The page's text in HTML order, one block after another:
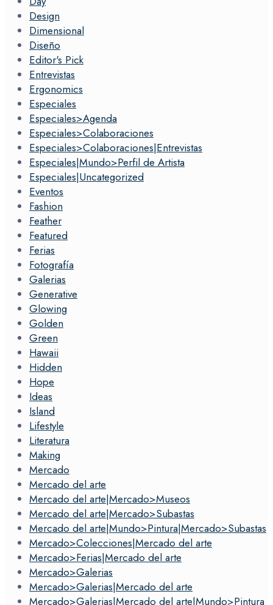
Design
Dimensional
Diseño
Editor's Pick
Entrevistas
Ergonomics
Especiales
Especiales>Agenda
Especiales>Colaboraciones
Especiales>Colaboraciones|Entrevistas
Especiales|Mundo>Perfil de Artista
Especiales|Uncategorized
Eventos
Fashion
Feather
Featured
Ferias
Fotografía
Galerias
Generative
Glowing
Golden
Green
Hawaii
Hidden
Hope
Ideas
Island
Lifestyle
Literatura
Making
Mercado
Mercado del arte
Mercado del arte|Mercado>Museos
Mercado del arte|Mercado>Subastas
Mercado del arte|Mundo>Pintura|Mercado>Subastas
Mercado>Colecciones|Mercado del arte
Mercado>Ferias|Mercado del arte
Mercado>Galerias
Mercado>Galerias|Mercado del arte
Mercado>Galerias|Mercado del arte|Mundo>Pintura